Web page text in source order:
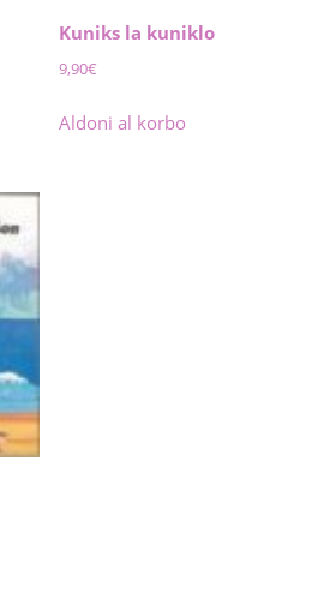
Kuniks la kuniklo
9,90€
Aldoni al korbo